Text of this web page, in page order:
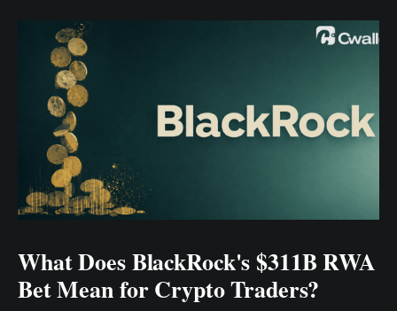
What Does BlackRock's $311B RWA
Bet Mean for Crypto Traders?